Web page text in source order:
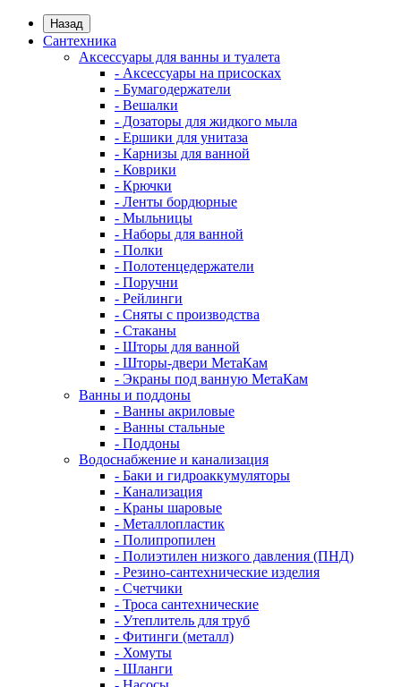
Назад
Сантехника
Аксессуары для ванны и туалета
- Аксессуары на присосках
- Бумагодержатели
- Вешалки
- Дозаторы для жидкого мыла
- Ершики для унитаза
- Карнизы для ванной
- Коврики
- Крючки
- Ленты бордюрные
- Мыльницы
- Наборы для ванной
- Полки
- Полотенцедержатели
- Поручни
- Рейлинги
- Сняты с производства
- Стаканы
- Шторы для ванной
- Шторы-двери МетаКам
- Экраны под ванную МетаКам
Ванны и поддоны
- Ванны акриловые
- Ванны стальные
- Поддоны
Водоснабжение и канализация
- Баки и гидроаккумуляторы
- Канализация
- Краны шаровые
- Металлопластик
- Полипропилен
- Полиэтилен низкого давления (ПНД)
- Резино-сантехнические изделия
- Счетчики
- Троса сантехнические
- Утеплитель для труб
- Фитинги (металл)
- Хомуты
- Шланги